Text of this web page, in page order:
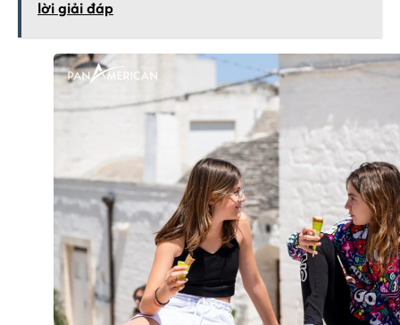
lời giải đáp